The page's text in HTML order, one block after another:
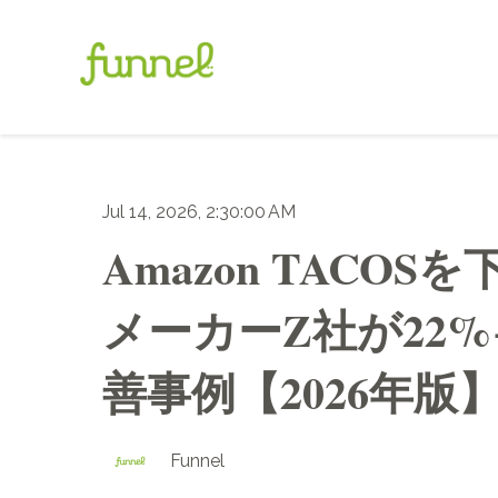
Jul 14, 2026, 2:30:00 AM
Amazon TACOSを
メーカーZ社が
善事例【2026年版
Funnel